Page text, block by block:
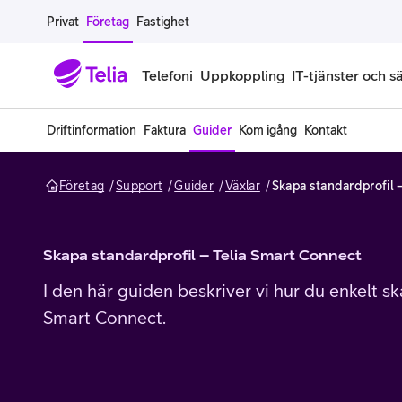
Gå till sidans innehåll
Privat Företag Fastighet
Telefoni
Företagsabonnemang
Extra simkort
Uppkoppling
Bredband för företag
Mobilt bredband
IT-tjänster och
Alla IT-tjänster
Datorer
All
Alla erbjudanden
Driftinformation Faktura Guider Kom igång Kontakt
Företag Support Guider Växlar Skapa standardprofil
Skapa standardprofil – Telia Smart Connect
I den här guiden beskriver vi hur du enkelt
Smart Connect.